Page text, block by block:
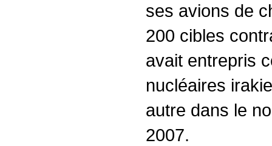
ses avions de
200 cibles
avait entrepris
nucléaires
autre dans le
2007.